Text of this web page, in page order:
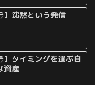
沈黙という発信
タイミングを選ぶ自
資産